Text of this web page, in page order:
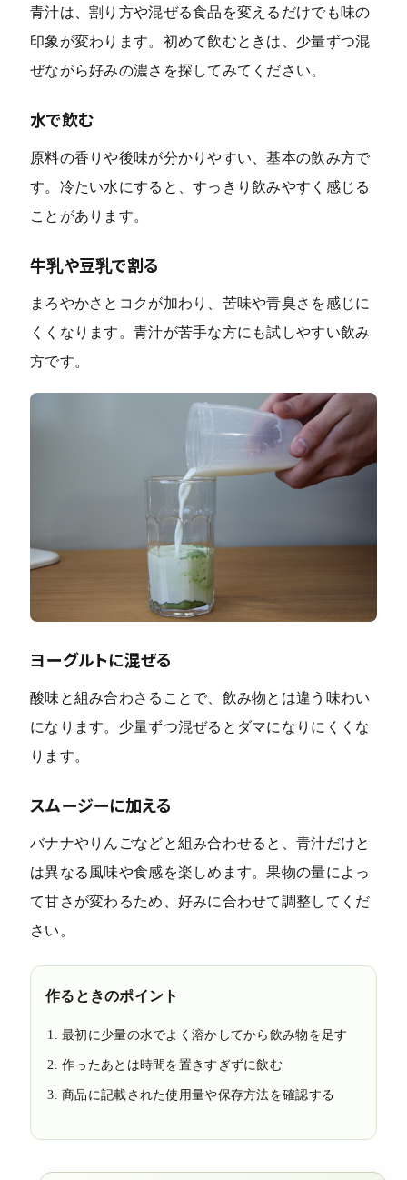
青汁は、割り方や混ぜる食品を変えるだけでも味の
印象が変わります。初めて飲むときは、少量ずつ混
ぜながら好みの濃さを探してみてください。
水で飲む
原料の香りや後味が分かりやすい、基本の飲み方で
す。冷たい水にすると、すっきり飲みやすく感じる
ことがあります。
牛乳や豆乳で割る
まろやかさとコクが加わり、苦味や青臭さを感じに
くくなります。青汁が苦手な方にも試しやすい飲み
方です。
ヨーグルトに混ぜる
酸味と組み合わさることで、飲み物とは違う味わい
になります。少量ずつ混ぜるとダマになりにくくな
ります。
スムージーに加える
バナナやりんごなどと組み合わせると、青汁だけと
は異なる風味や食感を楽しめます。果物の量によっ
て甘さが変わるため、好みに合わせて調整してくだ
さい。
作るときのポイント
最初に少量の水でよく溶かしてから飲み物を足す
作ったあとは時間を置きすぎずに飲む
商品に記載された使用量や保存方法を確認する